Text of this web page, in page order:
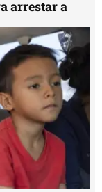
y retornan